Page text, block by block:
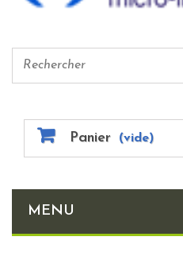
Panier (vide)
MENU